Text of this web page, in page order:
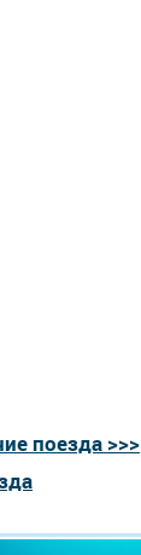
поезда >>>